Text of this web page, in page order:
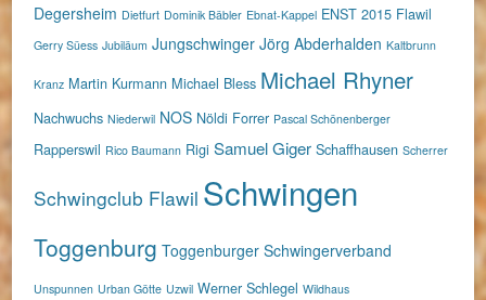
Degersheim Dietfurt Dominik Bäbler Ebnat-Kappel ENST 2015 Flawil
Gerry Süess Jubiläum Jungschwinger Jörg Abderhalden Kaltbrunn
Kranz Martin Kurmann Michael Bless Michael Rhyner
Nachwuchs Niederwil NOS Nöldi Forrer Pascal Schönenberger
Rapperswil Rico Baumann Rigi Samuel Giger Schaffhausen Scherrer
Schwingclub Flawil Schwingen
Toggenburg Toggenburger Schwingerverband
Unspunnen Urban Götte Uzwil Werner Schlegel Wildhaus